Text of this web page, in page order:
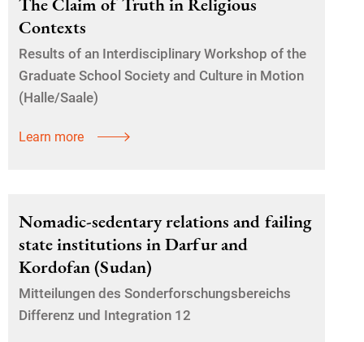
Contexts
Results of an Interdisciplinary Workshop of the
Graduate School Society and Culture in Motion
(Halle/Saale)
Learn more
Nomadic-sedentary relations and failing
state institutions in Darfur and
Kordofan (Sudan)
Mitteilungen des Sonderforschungsbereichs
Differenz und Integration 12